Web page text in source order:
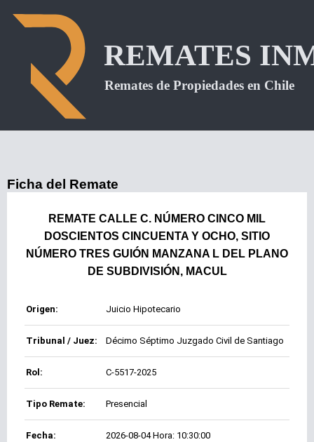
Ficha del Remate
REMATE CALLE C. NÚMERO CINCO MIL
DOSCIENTOS CINCUENTA Y OCHO, SITIO
NÚMERO TRES GUIÓN MANZANA L DEL PLANO
DE SUBDIVISIÓN, MACUL
Origen: Juicio Hipotecario
Tribunal / Juez: Décimo Séptimo Juzgado Civil de Santiago
Rol: C-5517-2025
Tipo Remate: Presencial
Fecha: 2026-08-04 Hora: 10:30:00